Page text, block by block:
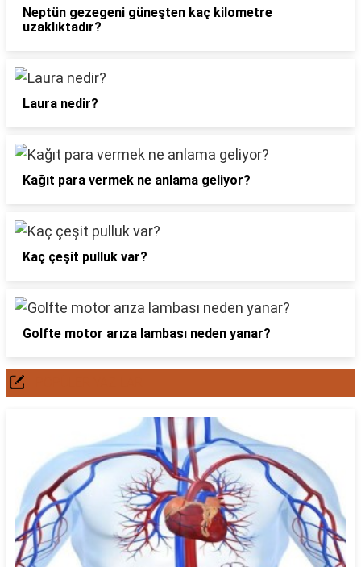
Neptün gezegeni güneşten kaç kilometre
uzaklıktadır?
Laura nedir?
Kağıt para vermek ne anlama geliyor?
Kaç çeşit pulluk var?
Golfte motor arıza lambası neden yanar?